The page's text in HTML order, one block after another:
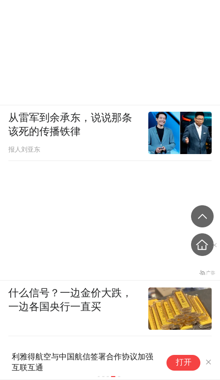
利雅得航空与中国航信签署合作协议加强
互联互通
打开
从雷军到余承东，说说那条
该死的传播铁律
报人刘亚东
什么信号？一边金价大跌，
一边各国央行一直买